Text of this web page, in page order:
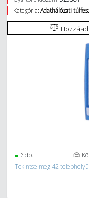
Kategória:Adathálózati
2 db.
Tekintse meg 42